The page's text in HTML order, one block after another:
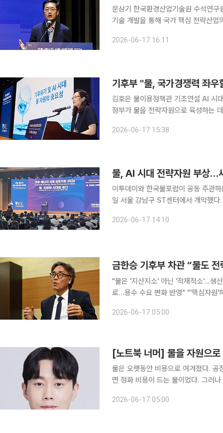
문상기 한국환경산업기술원 수석연
기술 개발을 통해 국가 핵심 전략산업의 용
Seoul) 2026’에서 ‘국가 핵심 전략
2026-06-17 16:11
김호은 물이용정책관 기조연설 AI 시대 산업구조 변화로 물의 경제안보적 가치가 급격히 높아지자
정부가 물을 전략자원으로 육성하는
은 기후에너지환경부 물이용정책관(
2026-06-17 15:38
물, AI 시대 전략자원 부상
이투데이와 한국물포럼이 공동 주관
일 서울 강남구 ST센터에서 개막했다. 올해 CESS는 ‘물, 자원화 시대를 열다’를 주제로 마련됐
주요 산업의 용수 수요가 늘면서 기존
2026-06-17 14:10
"물은 '지산지소' 아닌 '적재적소'…생
로…용수 수요 변화 반영" "'핵심자원'하면 희토류를 많이들 떠올리는데 이제는 물도 그렇게 봐야 합
기 때문입니다." 금한승 기후
2026-06-17 05:00
[노트북 너머] 물을 자원으로
물은 오랫동안 비용으로 여겨졌다.
면 정화 비용이 드는 물이었다. 그러
을 찾아 사용하고, 기업은 난분해성
2026-06-17 05:00